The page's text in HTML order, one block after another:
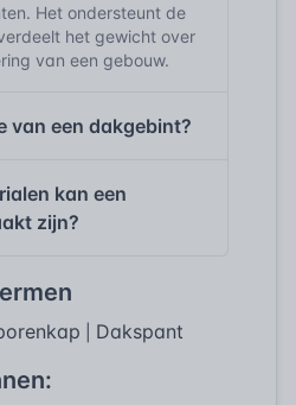
Het ondersteunt de
het gewicht over
van een gebouw.
van een dakgebint?
kan een
zijn?
Dakspant